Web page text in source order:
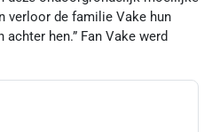
verloor de familie Vake hun
hen.” Fan Vake werd